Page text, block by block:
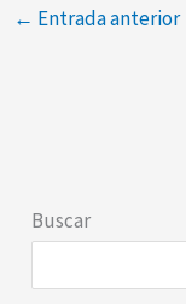
← Entrada anterior
Buscar